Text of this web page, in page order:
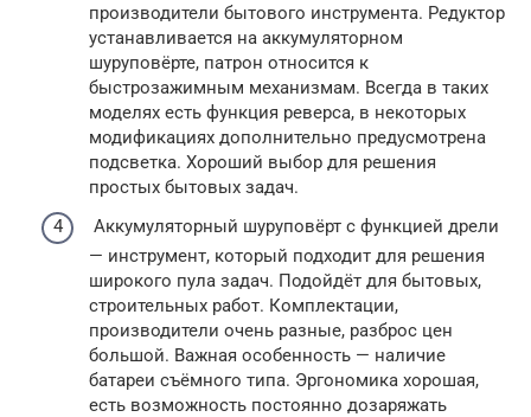
производители бытового инструмента. Редуктор
устанавливается на аккумуляторном
шуруповёрте, патрон относится к
быстрозажимным механизмам. Всегда в таких
моделях есть функция реверса, в некоторых
модификациях дополнительно предусмотрена
подсветка. Хороший выбор для решения
простых бытовых задач.
Аккумуляторный шуруповёрт с функцией дрели
— инструмент, который подходит для решения
широкого пула задач. Подойдёт для бытовых,
строительных работ. Комплектации,
производители очень разные, разброс цен
большой. Важная особенность — наличие
батареи съёмного типа. Эргономика хорошая,
есть возможность постоянно дозаряжать